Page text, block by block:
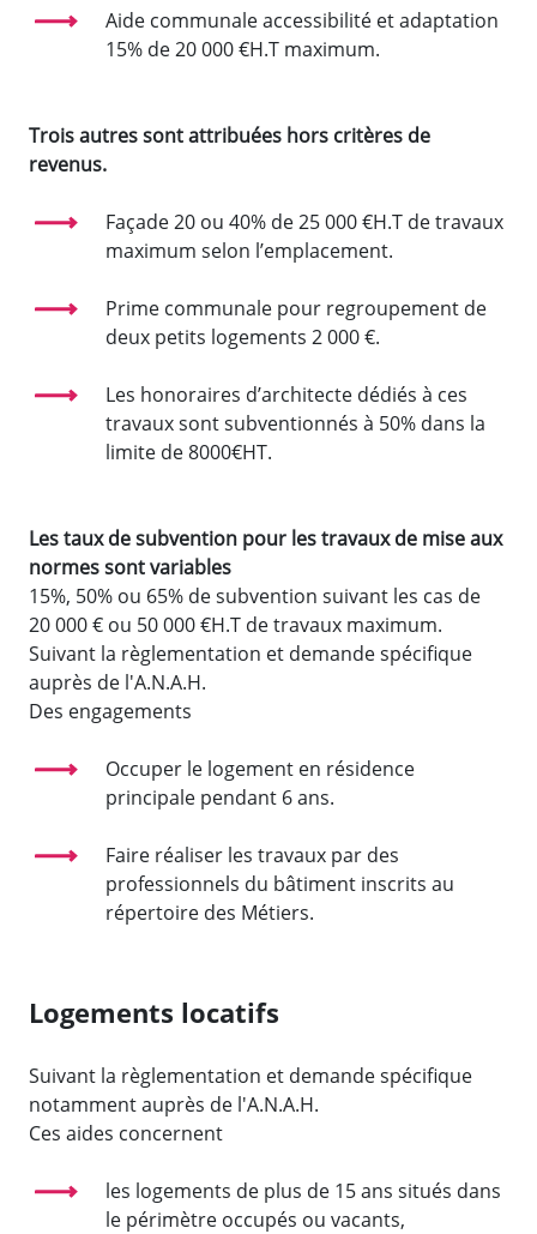
Aide communale accessibilité et adaptation
15% de 20 000 €H.T maximum.
Trois autres sont attribuées hors critères de
revenus.
Façade 20 ou 40% de 25 000 €H.T de travaux
maximum selon l’emplacement.
Prime communale pour regroupement de
deux petits logements 2 000 €.
Les honoraires d’architecte dédiés à ces
travaux sont subventionnés à 50% dans la
limite de 8000€HT.
Les taux de subvention pour les travaux de mise aux
normes sont variables
15%, 50% ou 65% de subvention suivant les cas de
20 000 € ou 50 000 €H.T de travaux maximum.
Suivant la règlementation et demande spécifique
auprès de l'A.N.A.H.
Des engagements
Occuper le logement en résidence
principale pendant 6 ans.
Faire réaliser les travaux par des
professionnels du bâtiment inscrits au
répertoire des Métiers.
Logements locatifs
Suivant la règlementation et demande spécifique
notamment auprès de l'A.N.A.H.
Ces aides concernent
les logements de plus de 15 ans situés dans
le périmètre occupés ou vacants,